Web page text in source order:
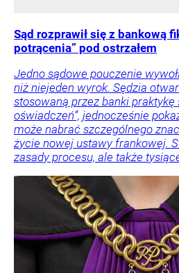
Sąd rozprawił się z bankową
potrącenia” pod ostrzałem
Jedno sądowe pouczenie
niż niejeden wyrok. Sędzia
stosowaną przez banki praktykę
oświadczeń”, jednocześnie
może nabrać szczególnego
życie nowej ustawy frankowej.
zasady procesu, ale także